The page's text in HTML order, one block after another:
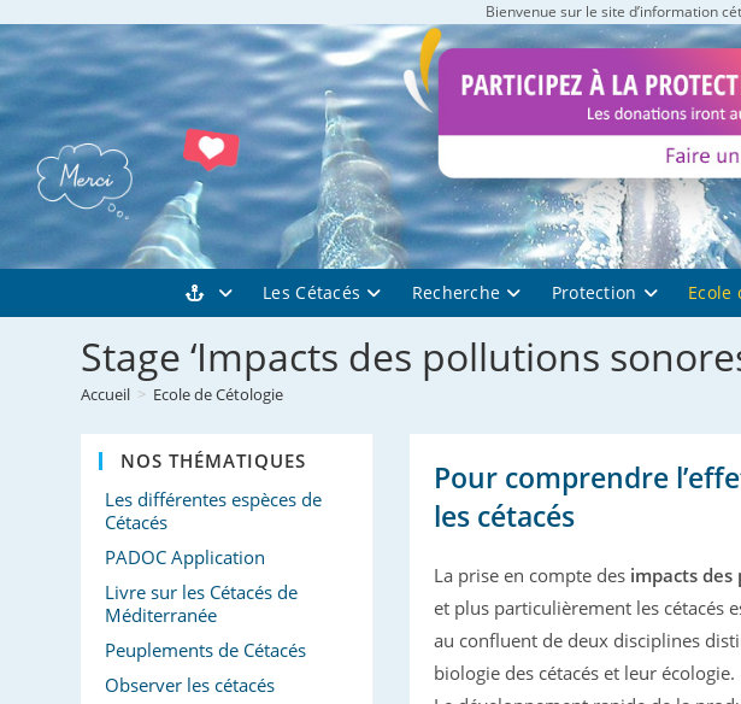
to
content
Bienvenue sur le site d’information
Les Cétacés Recherche Protection Ecole
Stage ‘Impacts des pollutions
Accueil > Ecole de Cétologie
Pour comprendre
les cétacés
La prise en compte des impacts
et plus particulièrement les cétacés
au confluent de deux disciplines
biologie des cétacés et leur écologie.
NOS THÉMATIQUES
Les différentes espèces de
Cétacés
PADOC Application
Livre sur les Cétacés de
Méditerranée
Peuplements de Cétacés
Observer les cétacés